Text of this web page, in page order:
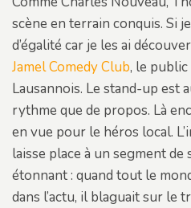
scène en terrain conquis. Si
d’égalité car je les ai
Jamel Comedy Club, le
Lausannois. Le stand-up est
rythme que de propos. Là
en vue pour le héros local.
laisse place à un segment
étonnant : quand tout le
dans l’actu, il blaguait sur le